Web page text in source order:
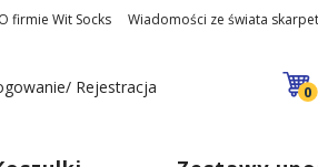
O firmie Wit Socks Wiadomości ze świata skarpet
Rejestracja 0